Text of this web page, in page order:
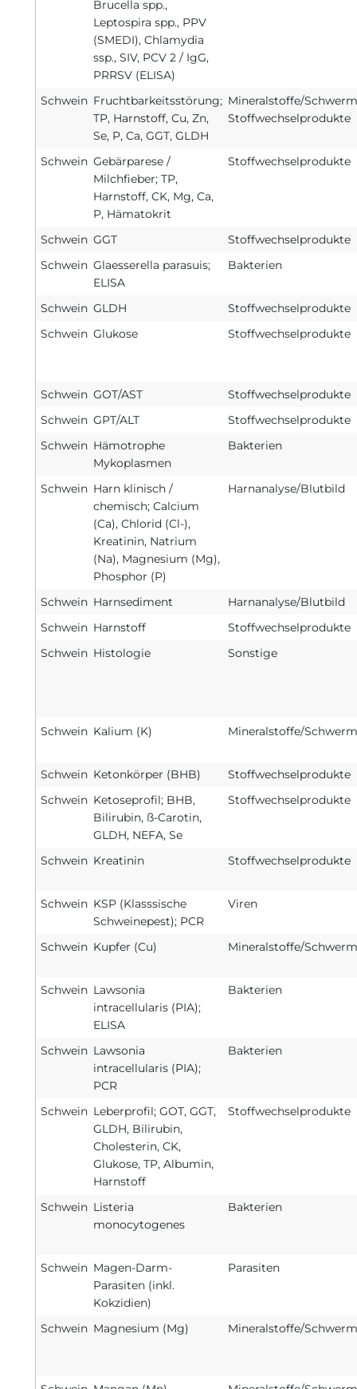
Brucella spp.,
Leptospira spp., PPV
(SMEDI), Chlamydia
ssp., SIV, PCV 2 / IgG,
PRRSV (ELISA)
Schwein Fruchtbarkeitsstörung;
TP, Harnstoff, Cu, Zn,
Se, P, Ca, GGT, GLDH
Mineralstoffe/
Stoffwechselprodukte
Schwein Gebärparese /
Milchfieber; TP,
Harnstoff, CK, Mg, Ca,
P, Hämatokrit
Stoffwechselprodukte
Schwein GGT
Stoffwechselprodukte
Schwein Glaesserella parasuis;
ELISA
Bakterien
Schwein GLDH
Stoffwechselprodukte
Schwein Glukose Stoffwechselprodukte
Schwein GOT/AST
Stoffwechselprodukte
Schwein GPT/ALT
Stoffwechselprodukte
Schwein Hämotrophe
Mykoplasmen
Bakterien
Schwein Harn klinisch /
chemisch; Calcium
(Ca), Chlorid (Cl-),
Kreatinin, Natrium
(Na), Magnesium (Mg),
Phosphor (P)
Harnanalyse/Blutbild
Schwein Harnsediment
Harnanalyse/Blutbild
Schwein Harnstoff
Stoffwechselprodukte
Schwein Histologie Sonstige
Schwein Kalium (K) Mineralstoffe/
Schwein Ketonkörper (BHB)
Stoffwechselprodukte
Schwein Ketoseprofil; BHB,
Bilirubin, ß-Carotin,
GLDH, NEFA, Se
Stoffwechselprodukte
Schwein Kreatinin Stoffwechselprodukte
Schwein KSP (Klasssische
Schweinepest); PCR
Viren
Schwein Kupfer (Cu) Mineralstoffe/
Schwein Lawsonia
intracellularis (PIA);
ELISA
Bakterien
Schwein Lawsonia
intracellularis (PIA);
PCR
Bakterien
Schwein Leberprofil; GOT, GGT,
GLDH, Bilirubin,
Cholesterin, CK,
Glukose, TP, Albumin,
Harnstoff
Stoffwechselprodukte
Schwein Listeria
monocytogenes
Bakterien
Schwein Magen-Darm-
Parasiten (inkl.
Kokzidien)
Parasiten
Schwein Magnesium (Mg) Mineralstoffe/